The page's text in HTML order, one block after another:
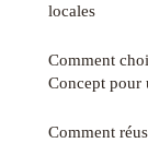
locales
Comment
Concept pour
Comment